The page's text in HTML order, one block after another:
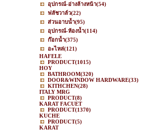
อุปกรณ์-อ่างล้างหน้า(54)
ฟลัชวาล์ว(22)
ส่วนอาบน้ำ(95)
อุปกรณ์-ห้องน้ำ(114)
ก๊อกน้ำ(375)
อะไหล่(121)
HAFELE
PRODUCT(1015)
HOY
BATHROOM(320)
DOOR&WINDOW HARDWARE(33)
KITHCHEN(28)
ITALY MRG
PRODUCT(8)
KARAT FACUET
PRODUCT(1370)
KUCHE
PRODUCT(5)
KARAT